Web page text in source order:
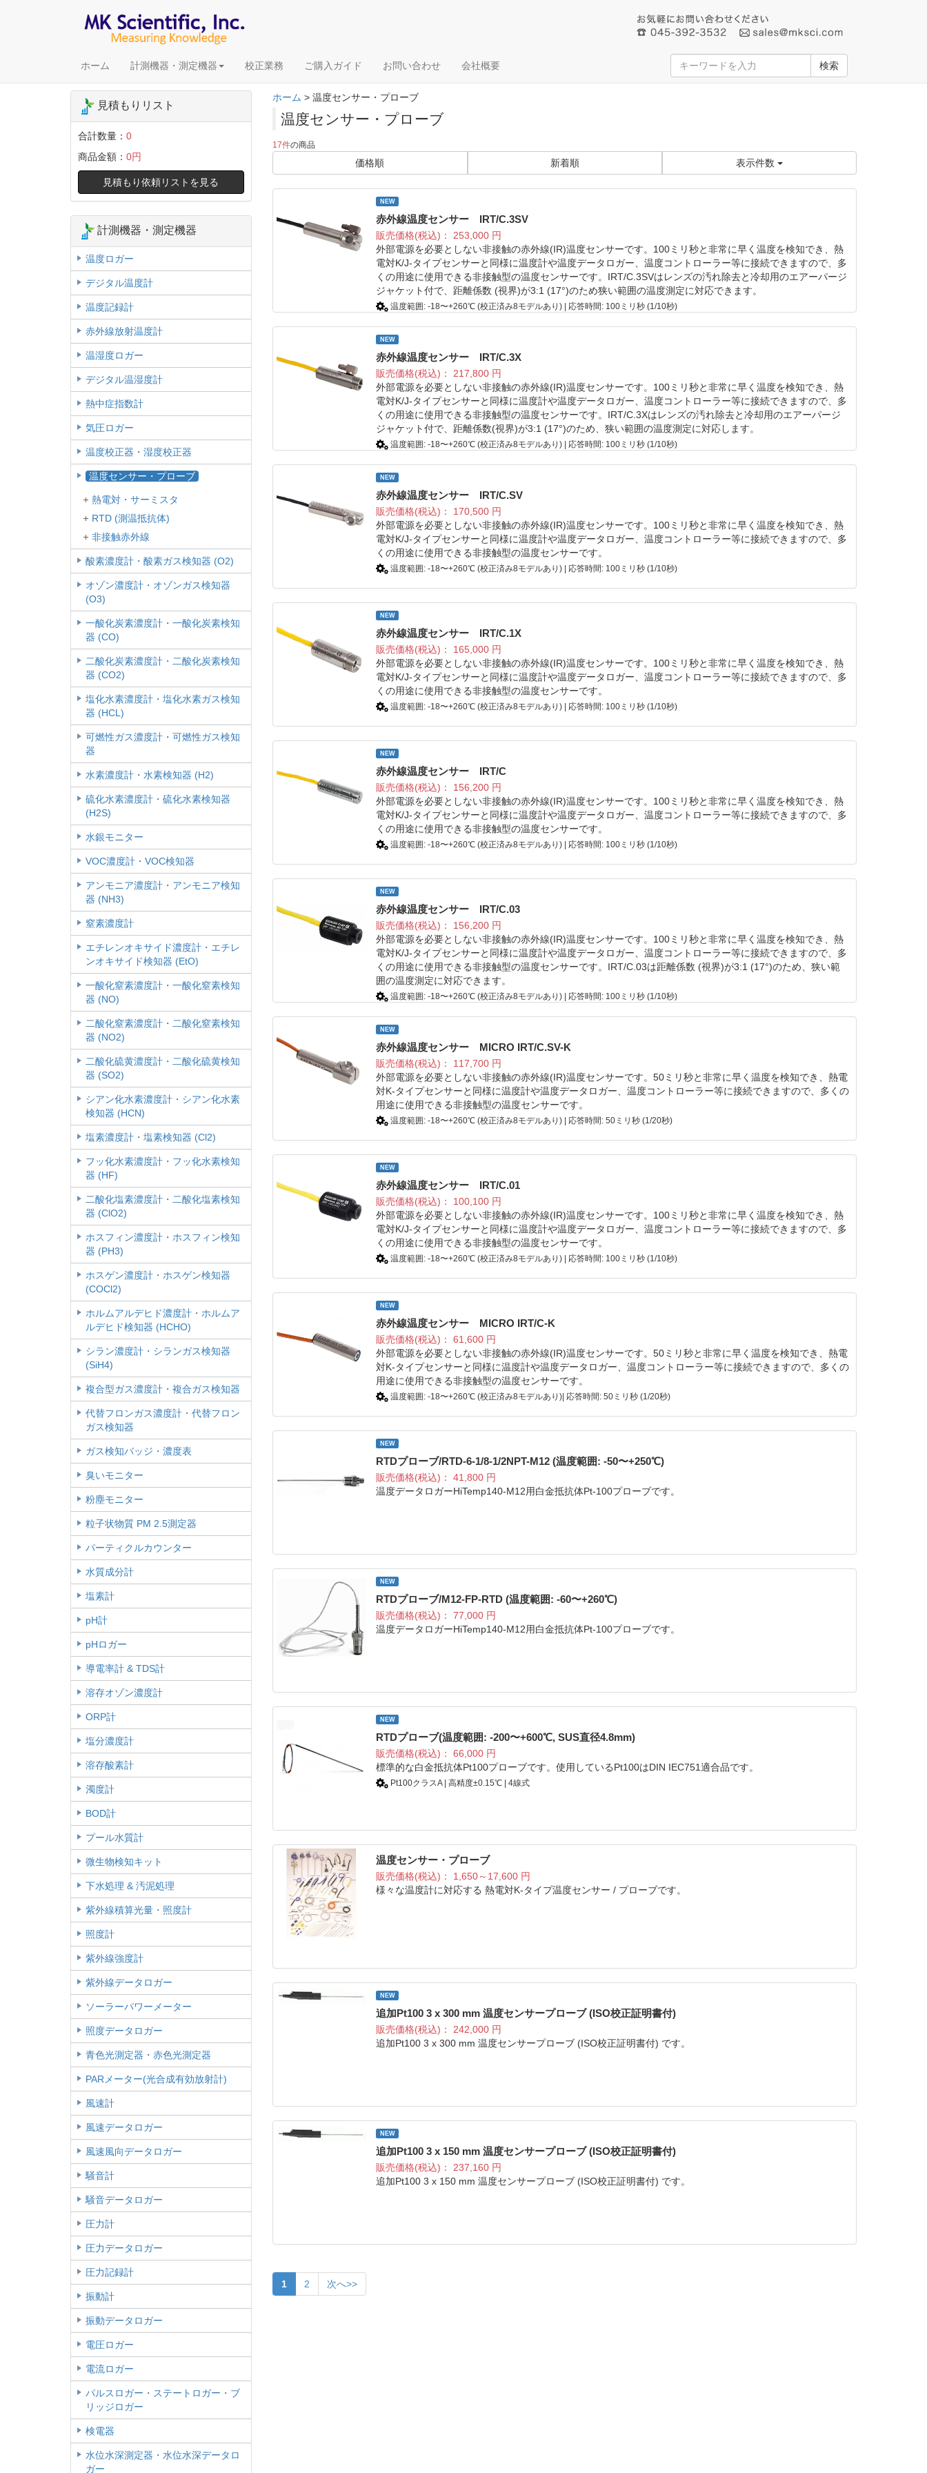
ホーム 計測機器・測定機器 校正業務 ご購入ガイド お問い合わせ 会社概要 検索
ホーム > 温度センサー・プローブ
温度センサー・プローブ
17件の商品
価格順 新着順 表示件数
NEW
赤外線温度センサー IRT/C.3SV
販売価格(税込)： 253,000 円
外部電源を必要としない非接触の赤外線(IR)温度センサーです。100ミリ秒と非常に早く温度を検知でき、熱
電対K/J-タイプセンサーと同様に温度計や温度データロガー、温度コントローラー等に接続できますので、多
くの用途に使用できる非接触型の温度センサーです。IRT/C.3SVはレンズの汚れ除去と冷却用のエアーパージ
ジャケット付で、距離係数 (視界)が3:1 (17°)のため狭い範囲の温度測定に対応できます。
温度範囲: -18〜+260℃ (校正済み8モデルあり) | 応答時間: 100ミリ秒 (1/10秒)
NEW
赤外線温度センサー IRT/C.3X
販売価格(税込)： 217,800 円
外部電源を必要としない非接触の赤外線(IR)温度センサーです。100ミリ秒と非常に早く温度を検知でき、熱
電対K/J-タイプセンサーと同様に温度計や温度データロガー、温度コントローラー等に接続できますので、多
くの用途に使用できる非接触型の温度センサーです。IRT/C.3Xはレンズの汚れ除去と冷却用のエアーパージ
ジャケット付で、距離係数(視界)が3:1 (17°)のため、狭い範囲の温度測定に対応します。
温度範囲: -18〜+260℃ (校正済み8モデルあり) | 応答時間: 100ミリ秒 (1/10秒)
NEW
赤外線温度センサー IRT/C.SV
販売価格(税込)： 170,500 円
外部電源を必要としない非接触の赤外線(IR)温度センサーです。100ミリ秒と非常に早く温度を検知でき、熱
電対K/J-タイプセンサーと同様に温度計や温度データロガー、温度コントローラー等に接続できますので、多
くの用途に使用できる非接触型の温度センサーです。
温度範囲: -18〜+260℃ (校正済み8モデルあり) | 応答時間: 100ミリ秒 (1/10秒)
NEW
赤外線温度センサー IRT/C.1X
販売価格(税込)： 165,000 円
外部電源を必要としない非接触の赤外線(IR)温度センサーです。100ミリ秒と非常に早く温度を検知でき、熱
電対K/J-タイプセンサーと同様に温度計や温度データロガー、温度コントローラー等に接続できますので、多
くの用途に使用できる非接触型の温度センサーです。
温度範囲: -18〜+260℃ (校正済み8モデルあり) | 応答時間: 100ミリ秒 (1/10秒)
NEW
赤外線温度センサー IRT/C
販売価格(税込)： 156,200 円
外部電源を必要としない非接触の赤外線(IR)温度センサーです。100ミリ秒と非常に早く温度を検知でき、熱
電対K/J-タイプセンサーと同様に温度計や温度データロガー、温度コントローラー等に接続できますので、多
くの用途に使用できる非接触型の温度センサーです。
温度範囲: -18〜+260℃ (校正済み8モデルあり) | 応答時間: 100ミリ秒 (1/10秒)
NEW
赤外線温度センサー IRT/C.03
販売価格(税込)： 156,200 円
外部電源を必要としない非接触の赤外線(IR)温度センサーです。100ミリ秒と非常に早く温度を検知でき、熱
電対K/J-タイプセンサーと同様に温度計や温度データロガー、温度コントローラー等に接続できますので、多
くの用途に使用できる非接触型の温度センサーです。IRT/C.03は距離係数 (視界)が3:1 (17°)のため、狭い範
囲の温度測定に対応できます。
温度範囲: -18〜+260℃ (校正済み8モデルあり) | 応答時間: 100ミリ秒 (1/10秒)
NEW
赤外線温度センサー MICRO IRT/C.SV-K
販売価格(税込)： 117,700 円
外部電源を必要としない非接触の赤外線(IR)温度センサーです。50ミリ秒と非常に早く温度を検知でき、熱電
対K-タイプセンサーと同様に温度計や温度データロガー、温度コントローラー等に接続できますので、多くの
用途に使用できる非接触型の温度センサーです。
温度範囲: -18〜+260℃ (校正済み8モデルあり) | 応答時間: 50ミリ秒 (1/20秒)
NEW
赤外線温度センサー IRT/C.01
販売価格(税込)： 100,100 円
外部電源を必要としない非接触の赤外線(IR)温度センサーです。100ミリ秒と非常に早く温度を検知でき、熱
電対K/J-タイプセンサーと同様に温度計や温度データロガー、温度コントローラー等に接続できますので、多
くの用途に使用できる非接触型の温度センサーです。
温度範囲: -18〜+260℃ (校正済み8モデルあり) | 応答時間: 100ミリ秒 (1/10秒)
NEW
赤外線温度センサー MICRO IRT/C-K
販売価格(税込)：61,600 円
外部電源を必要としない非接触の赤外線(IR)温度センサーです。50ミリ秒と非常に早く温度を検知でき、熱電
対K-タイプセンサーと同様に温度計や温度データロガー、温度コントローラー等に接続できますので、多くの
用途に使用できる非接触型の温度センサーです。
温度範囲: -18〜+260℃ (校正済み8モデルあり)| 応答時間: 50ミリ秒 (1/20秒)
NEW
RTDプローブ/RTD-6-1/8-1/2NPT-M12 (温度範囲: -50〜+250℃)
販売価格(税込)：41,800 円
温度データロガーHiTemp140-M12用白金抵抗体Pt-100プローブです。
NEW
RTDプローブ/M12-FP-RTD (温度範囲: -60〜+260℃)
販売価格(税込)：77,000 円
温度データロガーHiTemp140-M12用白金抵抗体Pt-100プローブです。
NEW
RTDプローブ(温度範囲: -200〜+600℃, SUS直径4.8mm)
販売価格(税込)：66,000 円
標準的な白金抵抗体Pt100プローブです。使用しているPt100はDIN IEC751適合品です。
Pt100クラスA | 高精度±0.15℃ | 4線式
温度センサー・プローブ
販売価格(税込)： 1,650～17,600 円
様々な温度計に対応する 熱電対K-タイプ温度センサー / プローブです。
NEW
追加Pt100 3 x 300 mm 温度センサープローブ (ISO校正証明書付)
販売価格(税込)： 242,000 円
追加Pt100 3 x 300 mm 温度センサープローブ (ISO校正証明書付) です。
NEW
追加Pt100 3 x 150 mm 温度センサープローブ (ISO校正証明書付)
販売価格(税込)： 237,160 円
追加Pt100 3 x 150 mm 温度センサープローブ (ISO校正証明書付) です。
1 2 次へ>>
見積もりリスト
合計数量： 0
商品金額： 0円
見積もり依頼リストを見る
計測機器・測定機器
温度ロガー
デジタル温度計
温度記録計
赤外線放射温度計
温湿度ロガー
デジタル温湿度計
熱中症指数計
気圧ロガー
温度校正器・湿度校正器
温度センサー・プローブ
熱電対・サーミスタ
RTD (測温抵抗体)
非接触赤外線
酸素濃度計・酸素ガス検知器 (O2)
オゾン濃度計・オゾンガス検知器
(O3)
一酸化炭素濃度計・一酸化炭素検知
器 (CO)
二酸化炭素濃度計・二酸化炭素検知
器 (CO2)
塩化水素濃度計・塩化水素ガス検知
器 (HCL)
可燃性ガス濃度計・可燃性ガス検知
器
水素濃度計・水素検知器 (H2)
硫化水素濃度計・硫化水素検知器
(H2S)
水銀モニター
VOC濃度計・VOC検知器
アンモニア濃度計・アンモニア検知
器 (NH3)
窒素濃度計
エチレンオキサイド濃度計・エチレ
ンオキサイド検知器 (EtO)
一酸化窒素濃度計・一酸化窒素検知
器 (NO)
二酸化窒素濃度計・二酸化窒素検知
器 (NO2)
二酸化硫黄濃度計・二酸化硫黄検知
器 (SO2)
シアン化水素濃度計・シアン化水素
検知器 (HCN)
塩素濃度計・塩素検知器 (Cl2)
フッ化水素濃度計・フッ化水素検知
器 (HF)
二酸化塩素濃度計・二酸化塩素検知
器 (ClO2)
ホスフィン濃度計・ホスフィン検知
器 (PH3)
ホスゲン濃度計・ホスゲン検知器
(COCl2)
ホルムアルデヒド濃度計・ホルムア
ルデヒド検知器 (HCHO)
シラン濃度計・シランガス検知器
(SiH4)
複合型ガス濃度計・複合ガス検知器
代替フロンガス濃度計・代替フロン
ガス検知器
ガス検知バッジ・濃度表
臭いモニター
粉塵モニター
粒子状物質 PM 2.5測定器
パーティクルカウンター
水質成分計
塩素計
pH計
pHロガー
導電率計 & TDS計
溶存オゾン濃度計
ORP計
塩分濃度計
溶存酸素計
濁度計
BOD計
プール水質計
微生物検知キット
下水処理 & 汚泥処理
紫外線積算光量・照度計
照度計
紫外線強度計
紫外線データロガー
ソーラーパワーメーター
照度データロガー
青色光測定器・赤色光測定器
PARメーター(光合成有効放射計)
風速計
風速データロガー
風速風向データロガー
騒音計
騒音データロガー
圧力計
圧力データロガー
圧力記録計
振動計
振動データロガー
電圧ロガー
電流ロガー
パルスロガー・ステートロガー・ブ
リッジロガー
検電器
水位水深測定器・水位水深データロ
ガー